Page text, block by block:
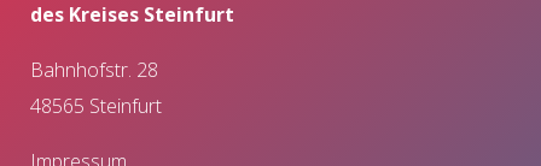
des Kreises Steinfurt
Bahnhofstr. 28
48565 Steinfurt